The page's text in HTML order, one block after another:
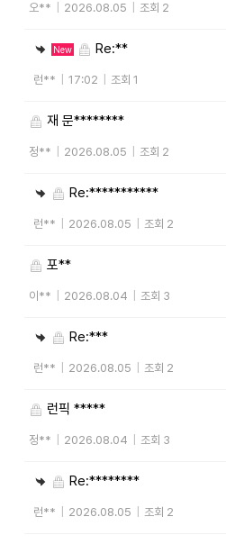
오** 2026.08.05 조회 2
New Re:**
런** 17:02 조회 1
재 문********
정** 2026.08.05 조회 2
Re:***********
런** 2026.08.05 조회 2
포**
이** 2026.08.04 조회 3
Re:***
런** 2026.08.05 조회 2
런픽 *****
정** 2026.08.04 조회 3
Re:********
런** 2026.08.05 조회 2